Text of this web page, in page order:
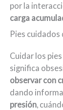
por la
carga
Pies
Cuidar los
significa
observar con
dando
presión,